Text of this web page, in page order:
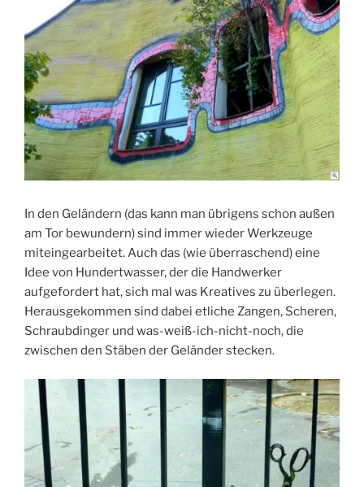
In den Geländern (das kann man übrigens schon außen
am Tor bewundern) sind immer wieder Werkzeuge
miteingearbeitet. Auch das (wie überraschend) eine
Idee von Hundertwasser, der die Handwerker
aufgefordert hat, sich mal was Kreatives zu überlegen.
Herausgekommen sind dabei etliche Zangen, Scheren,
Schraubdinger und was-weiß-ich-nicht-noch, die
zwischen den Stäben der Geländer stecken.